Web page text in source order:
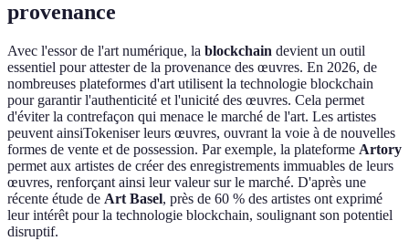
provenance
Avec l'essor de l'art numérique, la blockchain devient un outil
essentiel pour attester de la provenance des œuvres. En 2026, de
nombreuses plateformes d'art utilisent la technologie blockchain
pour garantir l'authenticité et l'unicité des œuvres. Cela permet
d'éviter la contrefaçon qui menace le marché de l'art. Les artistes
peuvent ainsiTokeniser leurs œuvres, ouvrant la voie à de nouvelles
formes de vente et de possession. Par exemple, la plateforme Artory
permet aux artistes de créer des enregistrements immuables de leurs
œuvres, renforçant ainsi leur valeur sur le marché. D'après une
récente étude de Art Basel, près de 60 % des artistes ont exprimé
leur intérêt pour la technologie blockchain, soulignant son potentiel
disruptif.